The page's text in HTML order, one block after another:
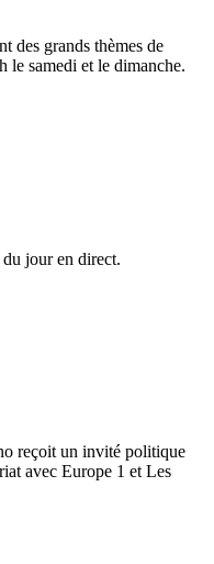
des grands thèmes de
le samedi et le dimanche.
jour en direct.
reçoit un invité politique
avec Europe 1 et Les